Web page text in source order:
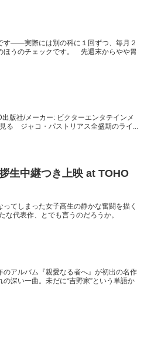
す――実際には別の科に１回ずつ、毎月２
ほうのチェックです。 先週末からやや胃
版社/メーカー: ビクターエンタテインメ
る ジャコ・パストリアス全盛期のライ...
生中継つき上映 at TOHO
てしまった女子高生の静かな奮闘を描く
代表作、とでも言うのだろうか。
のアルバム『親愛なる者へ』が初出の名作
深い一曲。未だに“吉野家”という単語か